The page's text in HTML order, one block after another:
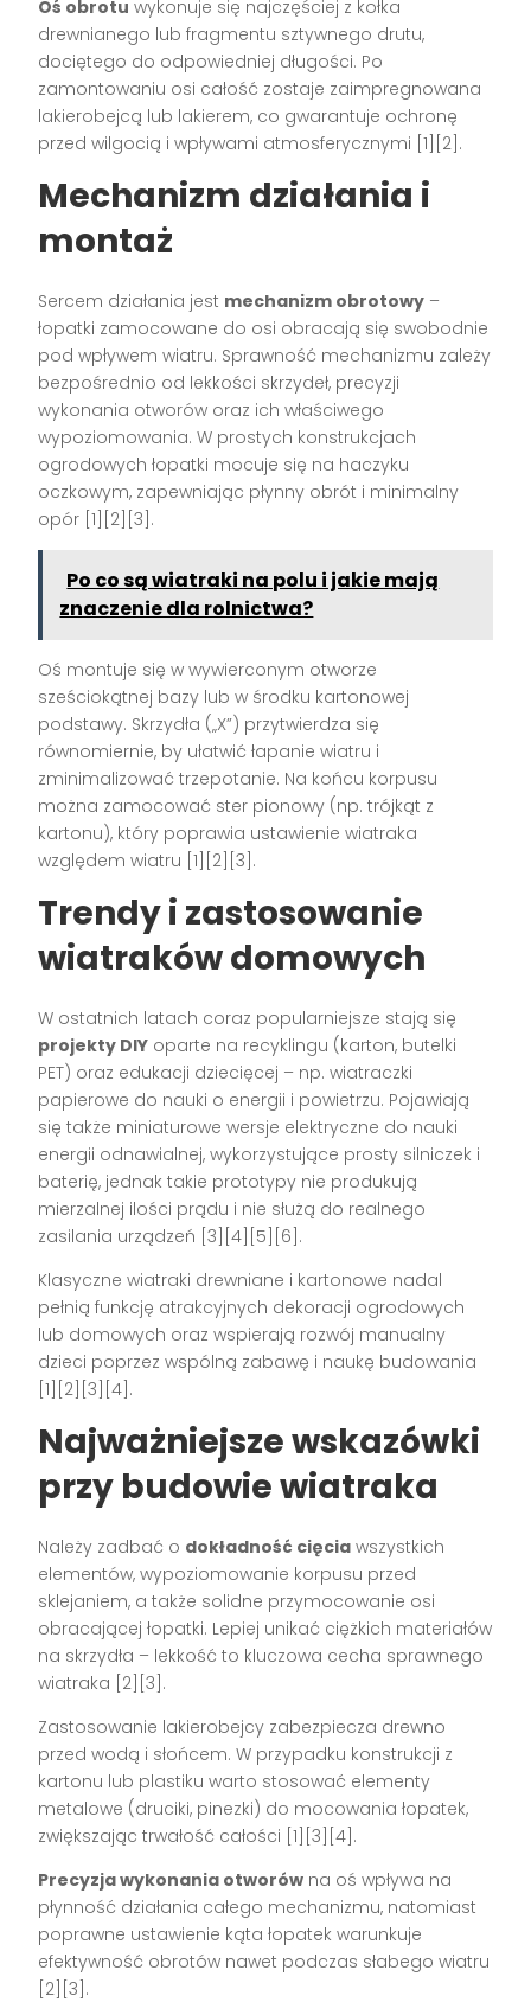
Oś obrotu wykonuje się najczęściej z kołka
drewnianego lub fragmentu sztywnego drutu,
dociętego do odpowiedniej długości. Po
zamontowaniu osi całość zostaje zaimpregnowana
lakierobejcą lub lakierem, co gwarantuje ochronę
przed wilgocią i wpływami atmosferycznymi [1][2] .
Mechanizm działania i
montaż
Sercem działania jest mechanizm obrotowy –
łopatki zamocowane do osi obracają się swobodnie
pod wpływem wiatru. Sprawność mechanizmu zależy
bezpośrednio od lekkości skrzydeł, precyzji
wykonania otworów oraz ich właściwego
wypoziomowania. W prostych konstrukcjach
ogrodowych łopatki mocuje się na haczyku
oczkowym, zapewniając płynny obrót i minimalny
opór [1][2][3] .
Po co są wiatraki na polu i jakie mają
znaczenie dla rolnictwa?
Oś montuje się w wywierconym otworze
sześciokątnej bazy lub w środku kartonowej
podstawy. Skrzydła („X”) przytwierdza się
równomiernie, by ułatwić łapanie wiatru i
zminimalizować trzepotanie. Na końcu korpusu
można zamocować ster pionowy (np. trójkąt z
kartonu), który poprawia ustawienie wiatraka
względem wiatru [1][2][3] .
Trendy i zastosowanie
wiatraków domowych
W ostatnich latach coraz popularniejsze stają się
projekty DIY oparte na recyklingu (karton, butelki
PET) oraz edukacji dziecięcej – np. wiatraczki
papierowe do nauki o energii i powietrzu. Pojawiają
się także miniaturowe wersje elektryczne do nauki
energii odnawialnej, wykorzystujące prosty silniczek i
baterię, jednak takie prototypy nie produkują
mierzalnej ilości prądu i nie służą do realnego
zasilania urządzeń [3][4][5][6] .
Klasyczne wiatraki drewniane i kartonowe nadal
pełnią funkcję atrakcyjnych dekoracji ogrodowych
lub domowych oraz wspierają rozwój manualny
dzieci poprzez wspólną zabawę i naukę budowania
[1][2][3][4] .
Najważniejsze wskazówki
przy budowie wiatraka
Należy zadbać o dokładność cięcia wszystkich
elementów, wypoziomowanie korpusu przed
sklejaniem, a także solidne przymocowanie osi
obracającej łopatki. Lepiej unikać ciężkich materiałów
na skrzydła – lekkość to kluczowa cecha sprawnego
wiatraka [2][3] .
Zastosowanie lakierobejcy zabezpiecza drewno
przed wodą i słońcem. W przypadku konstrukcji z
kartonu lub plastiku warto stosować elementy
metalowe (druciki, pinezki) do mocowania łopatek,
zwiększając trwałość całości [1][3][4] .
Precyzja wykonania otworów na oś wpływa na
płynność działania całego mechanizmu, natomiast
poprawne ustawienie kąta łopatek warunkuje
efektywność obrotów nawet podczas słabego wiatru
[2][3] .